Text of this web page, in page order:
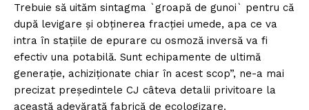
Trebuie să uităm sintagma `groapă de gunoi` pentru că
după levigare și obținerea fracției umede, apa ce va
intra în stațiile de epurare cu osmoză inversă va fi
efectiv una potabilă. Sunt echipamente de ultimă
generație, achiziționate chiar în acest scop”, ne-a mai
precizat președintele CJ câteva detalii privitoare la
această adevărată fabrică de ecologizare.